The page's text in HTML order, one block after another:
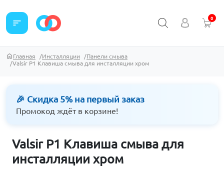
sort 0
Главная Инсталляции
Панели смыва
Valsir P1 Клавиша смыва для инсталляции хром
🎉 Скидка 5% на первый заказ
Промокод ждёт в корзине!
Valsir P1 Клавиша смыва для
инсталляции хром